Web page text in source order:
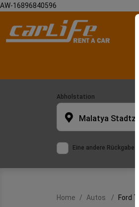
AW-16896840596
Abholstation
Malatya
Eine andere
Home Autos Ford